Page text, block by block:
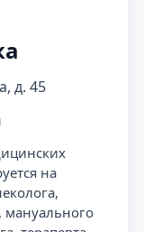
д. 45
на
мануального